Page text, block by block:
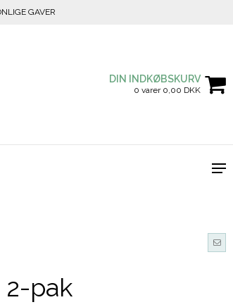
GAVER
DIN INDKØBSKURV
0 varer 0,00 DKK
2-pak